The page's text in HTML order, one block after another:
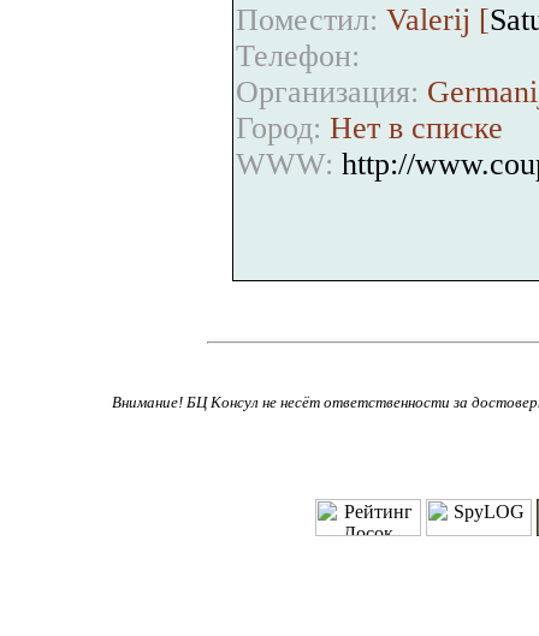
Поместил: Valerij [
Телефон:
Организация:
Город: Нет в списке
WWW: http://
Внимание! БЦ Консул не несёт ответственности за